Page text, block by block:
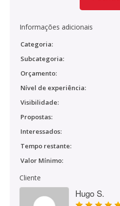
Informações adicionais
Categoria:
Subcategoria:
Orçamento:
Nível de experiência:
Visibilidade:
Propostas:
Interessados:
Tempo restante:
Valor Mínimo:
Cliente
Hugo S.